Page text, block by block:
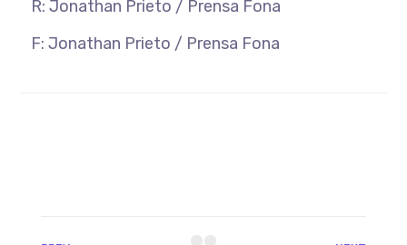
R: Jonathan Prieto / Prensa Fona
F: Jonathan Prieto / Prensa Fona